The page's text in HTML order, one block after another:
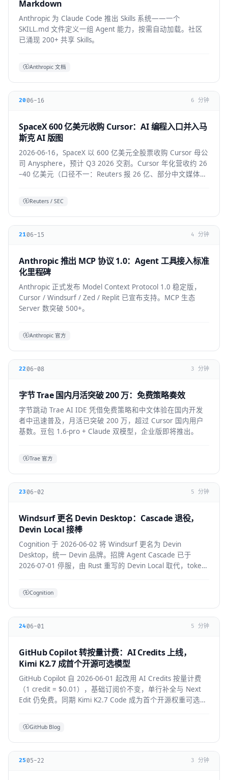
Markdown
Anthropic 为 Claude Code 推出 Skills 系统——一个
SKILL.md 文件定义一组 Agent 能力，按需自动加载。社区
已涌现 200+ 共享 Skills。
Anthropic 文档
2006-16 6 分钟
SpaceX 600 亿美元收购 Cursor：AI 编程入口并入马
斯克 AI 版图
2026-06-16，SpaceX 以 600 亿美元全股票收购 Cursor 母公
司 Anysphere，预计 Q3 2026 交割。Cursor 年化营收约 26
–40 亿美元（口径不一：Reuters 报 26 亿、部分中文媒体报
Reuters / SEC
2106-15 4 分钟
Anthropic 推出 MCP 协议 1.0：Agent 工具接入标准
化里程碑
Anthropic 正式发布 Model Context Protocol 1.0 稳定版，
Cursor / Windsurf / Zed / Replit 已宣布支持。MCP 生态
Server 数突破 500+。
Anthropic 官方
22 06-08 3 分钟
字节 Trae 国内月活突破 200 万：免费策略奏效
字节跳动 Trae AI IDE 凭借免费策略和中文体验在国内开发
者中迅速普及，月活已突破 200 万，超过 Cursor 国内用户
基数。豆包 1.6-pro + Claude 双模型，企业版即将推出。
Trae 官方
23 06-02 5 分钟
Windsurf 更名 Devin Desktop：Cascade 退役，
Devin Local 接棒
Cognition 于 2026-06-02 将 Windsurf 更名为 Devin
Desktop，统一 Devin 品牌。招牌 Agent Cascade 已于
2026-07-01 停服，由 Rust 重写的 Devin Local 取代，token
Cognition
2406-01 5 分钟
GitHub Copilot 转按量计费：AI Credits 上线，
Kimi K2.7 成首个开源可选模型
GitHub Copilot 自 2026-06-01 起改用 AI Credits 按量计费
（1 credit = $0.01），基础订阅价不变，单行补全与 Next
Edit 仍免费。同期 Kimi K2.7 Code 成为首个开源权重可选模
GitHub Blog
25 05-22 3 分钟